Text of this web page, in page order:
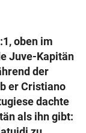
oben im
Juve-Kapitän
der
er Cristiano
dachte
als ihn gibt: